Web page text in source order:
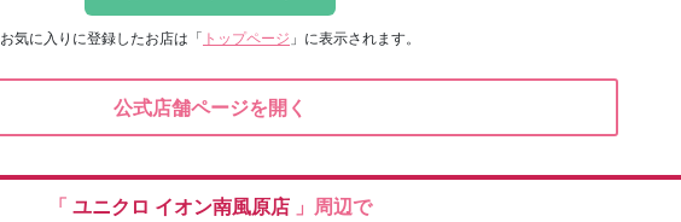
お気に入りに登録したお店は 「 トップページ 」に表示されます。
公式店舗ページを開く
「 ユニクロ イオン南風原店 」周辺で